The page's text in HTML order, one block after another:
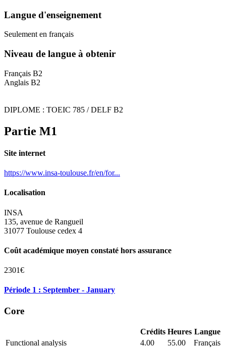
Langue d'enseignement
Seulement en français
Niveau de langue à obtenir
Français B2
Anglais B2
DIPLOME : TOEIC 785 / DELF B2
Partie M1
Site internet
https://www.insa-toulouse.fr/en/for...
Localisation
INSA
135, avenue de Rangueil
31077 Toulouse cedex 4
Coût académique moyen constaté hors assurance
2301€
Période 1 : September - January
Core
Crédits Heures Langue
Functional analysis
4.00 55.00
Français